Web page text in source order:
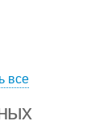
все